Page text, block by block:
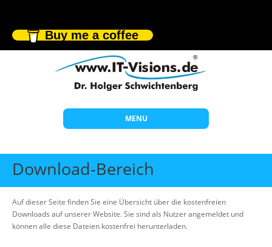
Buy me a coffee
MENU
Start
Themen
Beratung
Download-Bereich
Auf dieser Seite finden Sie eine Übersicht über die kostenfreien
Downloads auf unserer Website. Sie sind als Nutzer angemeldet und
können alle diese Dateien kostenfrei herunterladen.